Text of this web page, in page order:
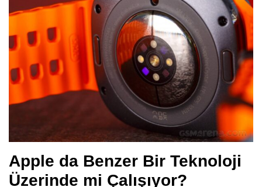
Apple da Benzer Bir Teknoloji
Üzerinde mi Çalışıyor?